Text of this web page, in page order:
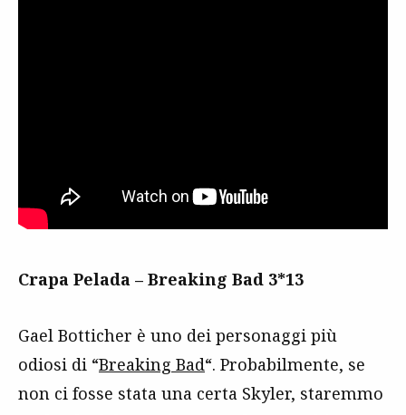
Crapa Pelada – Breaking Bad 3*13
Gael Botticher è uno dei personaggi più
odiosi di “Breaking Bad“. Probabilmente, se
non ci fosse stata una certa Skyler, staremmo